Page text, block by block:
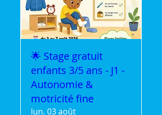
🌟 Stage gratuit
enfants 3/5 ans - J1 -
Autonomie &
motricité fine
lun. 03 août